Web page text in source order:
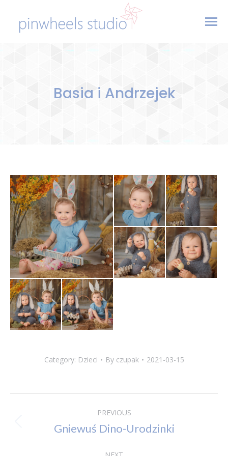
Basia i Andrzejek
Category: Dzieci By czupak 2021-03-15
navigation
PREVIOUS
Previous
Gniewuś Dino-Urodzinki